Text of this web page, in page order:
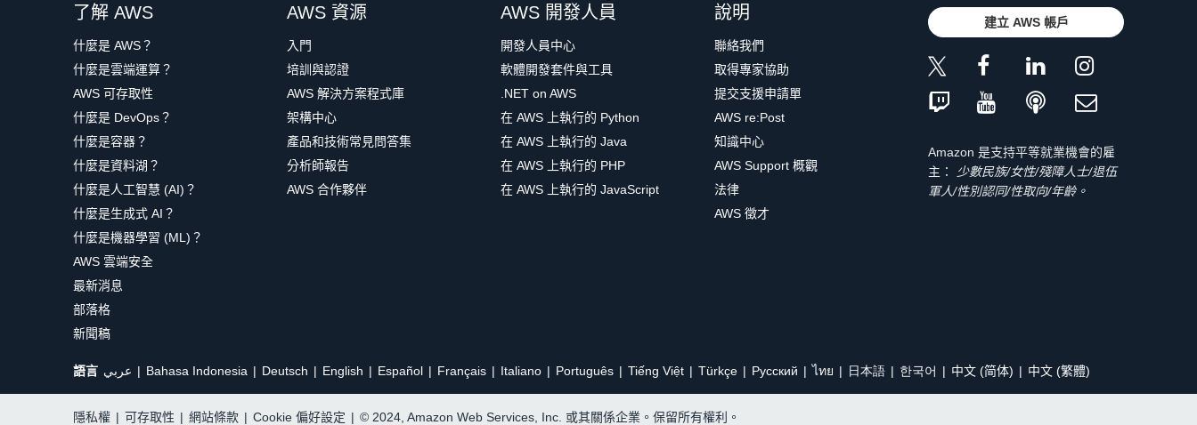
了解 AWS
什麼是 AWS？
什麼是雲端運算？
AWS 可存取性
什麼是 DevOps？
什麼是容器？
什麼是資料湖？
什麼是人工智慧 (AI)？
什麼是生成式 AI？
什麼是機器學習 (ML)？
AWS 雲端安全
最新消息
部落格
新聞稿
AWS 資源
入門
培訓與認證
AWS 解決方案程式庫
架構中心
產品和技術常見問答集
分析師報告
AWS 合作夥伴
AWS 開發人員
開發人員中心
軟體開發套件與工具
.NET on AWS
在 AWS 上執行的 Python
在 AWS 上執行的 Java
在 AWS 上執行的 PHP
在 AWS 上執行的 JavaScript
說明
聯絡我們
取得專家協助
提交支援申請單
AWS re:Post
知識中心
AWS Support 概觀
法律
AWS 徵才
建立 AWS 帳戶
Amazon 是支持平等就業機會的雇
主：
少數民族/女性/殘障人士/退伍
軍人/性別認同/性取向/年齡。
語言 عربي Bahasa Indonesia Deutsch English Español Français Italiano Português Tiếng Việt Türkçe Ρусский ไทย 日本語 한국어 中文 (简体) 中文 (繁體)
隱私權 | 可存取性 | 網站條款 | Cookie 偏好設定 | © 2024, Amazon Web Services, Inc. 或其關係企業。保留所有權利。